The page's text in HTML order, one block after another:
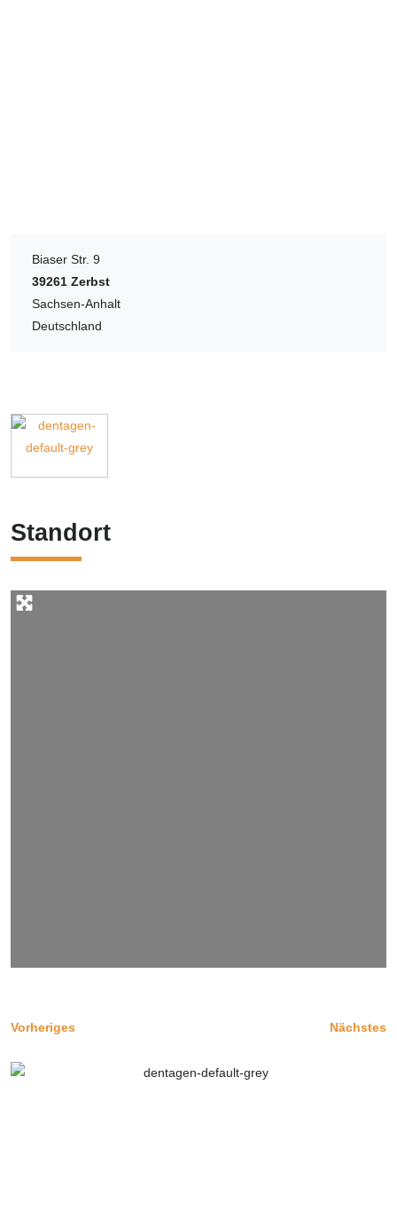
Biaser Str. 9
39261 Zerbst
Sachsen-Anhalt
Deutschland
Standort
Vorheriges Nächstes